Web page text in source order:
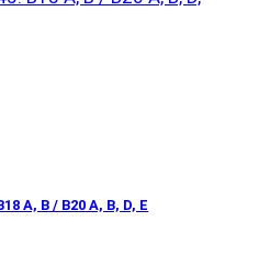
A, B / B20 A, B, D, E